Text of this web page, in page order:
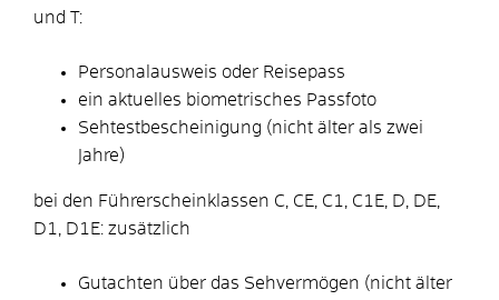
und T:
Personalausweis oder Reisepass
ein aktuelles biometrisches Passfoto
Sehtestbescheinigung (nicht älter als zwei
Jahre)
bei den Führerscheinklassen C, CE, C1, C1E, D, DE,
D1, D1E: zusätzlich
Gutachten über das Sehvermögen (nicht älter